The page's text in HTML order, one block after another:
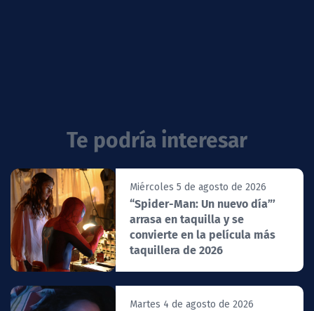
Te podría interesar
Miércoles 5 de agosto de 2026
“Spider-Man: Un nuevo día”’
arrasa en taquilla y se
convierte en la película más
taquillera de 2026
Martes 4 de agosto de 2026